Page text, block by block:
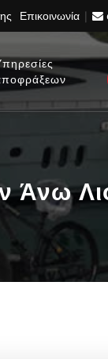
Επικοινωνία |
Άνω